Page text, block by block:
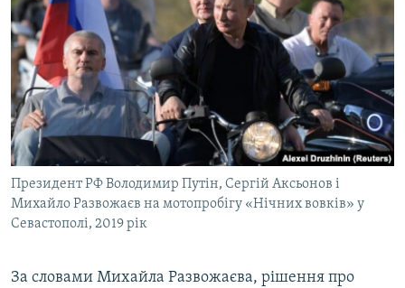
Президент РФ Володимир Путін, Сергій Аксьонов і
Михайло Развожаєв на мотопробігу «Нічних вовків» у
Севастополі, 2019 рік
За словами Михайла Развожаєва, рішення про